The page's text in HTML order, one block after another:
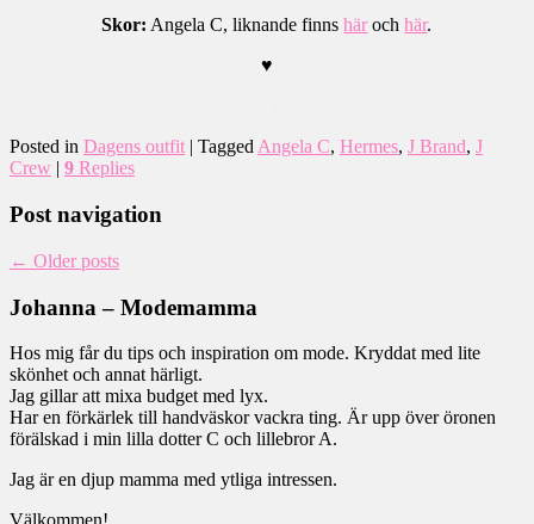
Skor: Angela C, liknande finnshär ochhär.
♥
Posted in Dagens outfit | Tagged Angela C, Hermes, J Brand, J
Crew | 9 Replies
Post navigation
← Older posts
Johanna – Modemamma
Hos mig får du tips och inspiration om mode. Kryddat med lite
skönhet och annat härligt.
Jag gillar att mixa budget med lyx.
Har en förkärlek till handväskor vackra ting. Är upp över öronen
förälskad i min lilla dotter C och lillebror A.
Jag är en djup mamma med ytliga intressen.